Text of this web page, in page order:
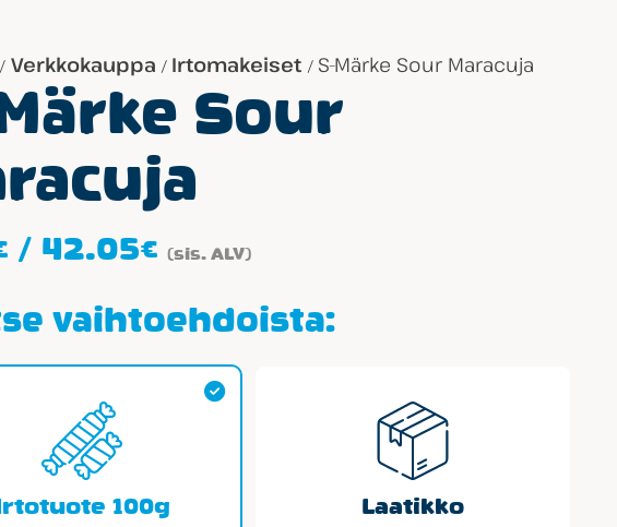
/ Verkkokauppa / Irtomakeiset / S-Märke Sour Maracuja
Sour
/ 42.05€ Hintaluokka:
-
(sis. ALV)
vaihtoehdoista:
100g Laatikko